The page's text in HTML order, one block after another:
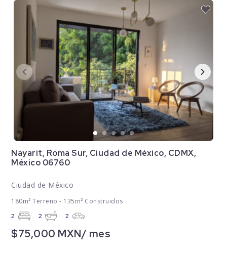
Nayarit, Roma Sur, Ciudad de México, CDMX,
México 06760
Ciudad de México
180m² Terreno - 135m² Construidos
2 2 2
$75,000 MXN/ mes